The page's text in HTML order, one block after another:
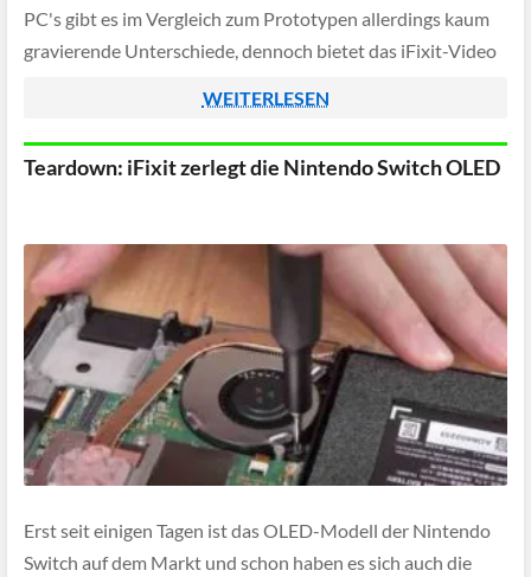
PC's gibt es im Vergleich zum Prototypen allerdings kaum
gravierende Unterschiede, dennoch bietet das iFixit-Video
verbauten Hardware-Komponenten und dürfte so […]
WEITERLESEN
Teardown: iFixit zerlegt die Nintendo Switch OLED
Erst seit einigen Tagen ist das OLED-Modell der Nintendo
Switch auf dem Markt und schon haben es sich auch die